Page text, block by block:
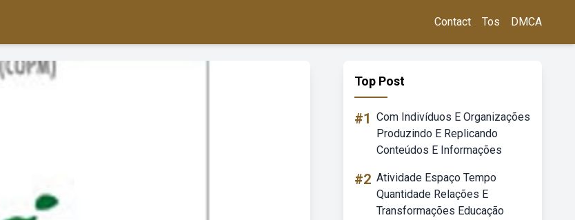
Contact Tos DMCA
Top Post
#1 Com Indivíduos E Organizações
Produzindo E Replicando
Conteúdos E Informações
#2 Atividade Espaço Tempo
Quantidade Relações E
Transformações Educação